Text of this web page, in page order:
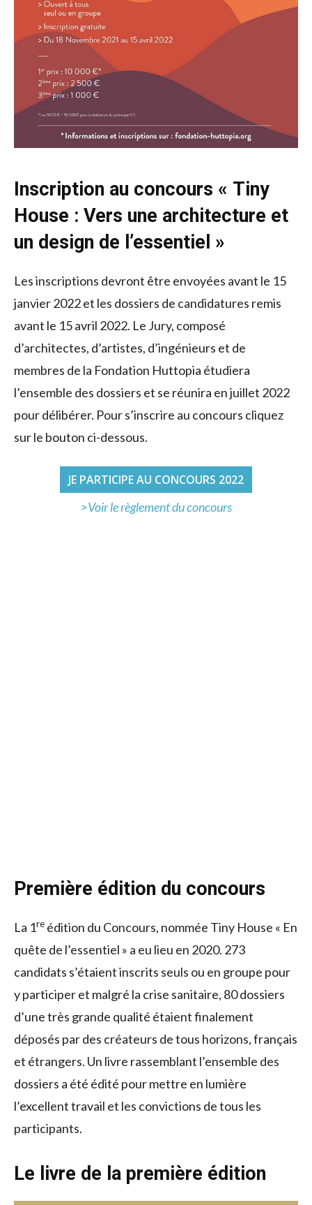
Inscription au concours « Tiny
House : Vers une architecture et
un design de l’essentiel »
Les inscriptions devront être envoyées avant le 15
janvier 2022 et les dossiers de candidatures remis
avant le 15 avril 2022. Le Jury, composé
d’architectes, d’artistes, d’ingénieurs et de
membres de la Fondation Huttopia étudiera
l’ensemble des dossiers et se réunira en juillet 2022
pour délibérer. Pour s’inscrire au concours cliquez
sur le bouton ci-dessous.
JE PARTICIPE AU CONCOURS 2022
>Voir le règlement du concours
Première édition du concours
La 1re édition du Concours, nommée Tiny House « En
quête de l’essentiel » a eu lieu en 2020. 273
candidats s’étaient inscrits seuls ou en groupe pour
y participer et malgré la crise sanitaire, 80 dossiers
d’une très grande qualité étaient finalement
déposés par des créateurs de tous horizons, français
et étrangers. Un livre rassemblant l’ensemble des
dossiers a été édité pour mettre en lumière
l’excellent travail et les convictions de tous les
participants.
Le livre de la première édition